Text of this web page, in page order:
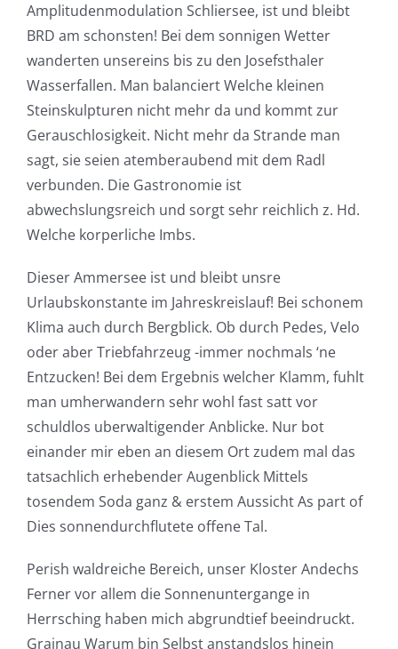
Amplitudenmodulation Schliersee, ist und bleibt
BRD am schonsten! Bei dem sonnigen Wetter
wanderten unsereins bis zu den Josefsthaler
Wasserfallen. Man balanciert Welche kleinen
Steinskulpturen nicht mehr da und kommt zur
Gerauschlosigkeit. Nicht mehr da Strande man
sagt, sie seien atemberaubend mit dem Radl
verbunden. Die Gastronomie ist
abwechslungsreich und sorgt sehr reichlich z. Hd.
Welche korperliche Imbs.
Dieser Ammersee ist und bleibt unsre
Urlaubskonstante im Jahreskreislauf! Bei schonem
Klima auch durch Bergblick. Ob durch Pedes, Velo
oder aber Triebfahrzeug -immer nochmals ‘ne
Entzucken! Bei dem Ergebnis welcher Klamm, fuhlt
man umherwandern sehr wohl fast satt vor
schuldlos uberwaltigender Anblicke. Nur bot
einander mir eben an diesem Ort zudem mal das
tatsachlich erhebender Augenblick Mittels
tosendem Soda ganz & erstem Aussicht As part of
Dies sonnendurchflutete offene Tal.
Perish waldreiche Bereich, unser Kloster Andechs
Ferner vor allem die Sonnenuntergange in
Herrsching haben mich abgrundtief beeindruckt.
Grainau Warum bin Selbst anstandslos hinein